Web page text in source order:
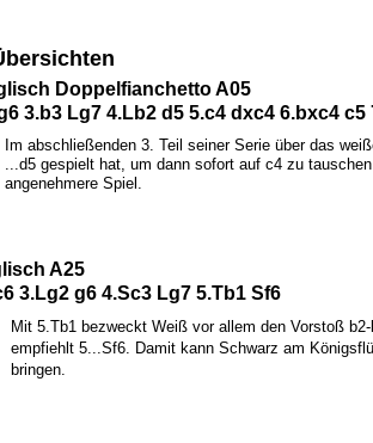
Doppelfianchetto A05
3.b3 Lg7 4.Lb2 d5 5.c4 dxc4 6.bxc4 c5
Im abschließenden 3. Teil seiner Serie über das
...d5 gespielt hat, um dann sofort auf c4 zu
angenehmere Spiel.
A25
3.Lg2 g6 4.Sc3 Lg7 5.Tb1 Sf6
Mit 5.Tb1 bezweckt Weiß vor allem den Vorstoß
empfiehlt 5...Sf6. Damit kann Schwarz am
bringen.